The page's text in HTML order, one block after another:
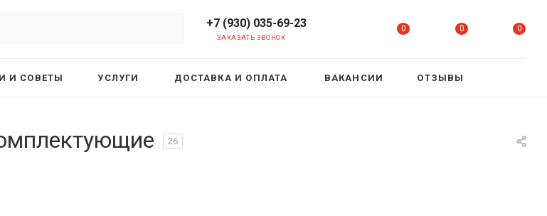
+7 (930) 035-69-23
ЗАКАЗАТЬ ЗВОНОК
0 0 0
И СОВЕТЫ УСЛУГИ ДОСТАВКА И ОПЛАТА ВАКАНСИИ ОТЗЫВЫ
26